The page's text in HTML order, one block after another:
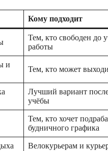
Кому подходит
Тем, кто свободен до
работы
и
Тем, кто может
Лучший вариант
учёбы
Тем, кто хочет
будничного графика
Велокурьерам и